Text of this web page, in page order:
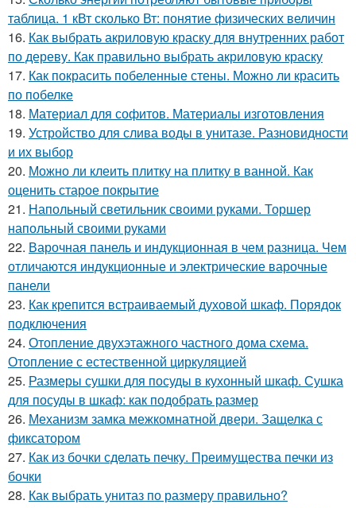
таблица. 1 кВт сколько Вт: понятие физических величин
16. Как выбрать акриловую краску для внутренних работ
по дереву. Как правильно выбрать акриловую краску
17. Как покрасить побеленные стены. Можно ли красить
по побелке
18. Материал для софитов. Материалы изготовления
19. Устройство для слива воды в унитазе. Разновидности
и их выбор
20. Можно ли клеить плитку на плитку в ванной. Как
оценить старое покрытие
21. Напольный светильник своими руками. Торшер
напольный своими руками
22. Варочная панель и индукционная в чем разница. Чем
отличаются индукционные и электрические варочные
панели
23. Как крепится встраиваемый духовой шкаф. Порядок
подключения
24. Отопление двухэтажного частного дома схема.
Отопление с естественной циркуляцией
25. Размеры сушки для посуды в кухонный шкаф. Сушка
для посуды в шкаф: как подобрать размер
26. Механизм замка межкомнатной двери. Защелка с
фиксатором
27. Как из бочки сделать печку. Преимущества печки из
бочки
28. Как выбрать унитаз по размеру правильно?